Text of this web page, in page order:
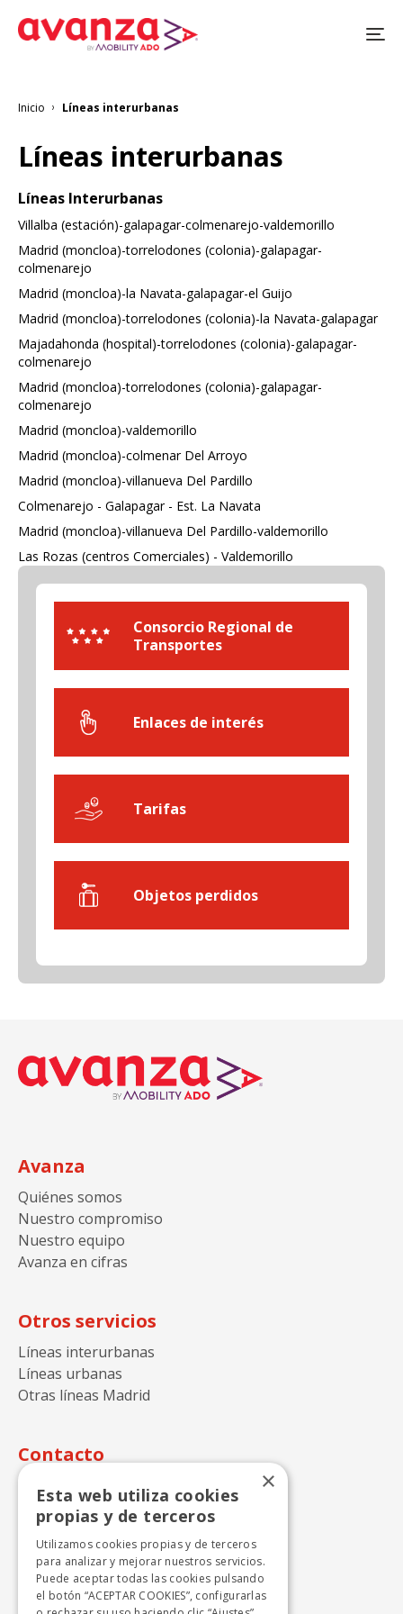
Sobrescribir
ayuda
a
navegación
Inicio Líneas interurbanas
Líneas interurbanas
Líneas Interurbanas
Villalba (estación)-galapagar-colmenarejo-valdemorillo
Madrid (moncloa)-torrelodones (colonia)-galapagar-
colmenarejo
Madrid (moncloa)-la Navata-galapagar-el Guijo
Madrid (moncloa)-torrelodones (colonia)-la Navata-galapagar
Majadahonda (hospital)-torrelodones (colonia)-galapagar-
colmenarejo
Madrid (moncloa)-torrelodones (colonia)-galapagar-
colmenarejo
Madrid (moncloa)-valdemorillo
Madrid (moncloa)-colmenar Del Arroyo
Madrid (moncloa)-villanueva Del Pardillo
Colmenarejo - Galapagar - Est. La Navata
Madrid (moncloa)-villanueva Del Pardillo-valdemorillo
Las Rozas (centros Comerciales) - Valdemorillo
Consorcio Regional de
Transportes
Enlaces de interés
Tarifas
Objetos perdidos
Avanza
Quiénes somos
Nuestro compromiso
Nuestro equipo
Avanza en cifras
Otros servicios
Líneas interurbanas
Líneas urbanas
Otras líneas Madrid
Contacto
Autocares Julián de Castro S.A.
Calle Perdiz n.15
28270 Colmenarejo - Madrid
+ 34 918424646
info.cercanias.madrid@avanzagrupo.com
×
Esta web utiliza cookies
propias y de terceros
Utilizamos cookies propias y de terceros
para analizar y mejorar nuestros servicios.
Puede aceptar todas las cookies pulsando
el botón “ACEPTAR COOKIES”, configurarlas